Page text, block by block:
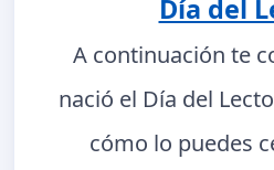
Día del
A continuación te
nació el Día del
cómo lo puedes